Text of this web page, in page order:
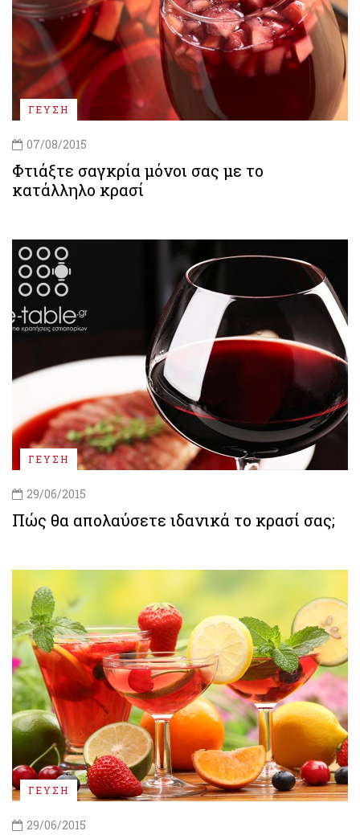
ΓΕΥΣΗ
07/08/2015
Φτιάξτε σαγκρία μόνοι σας με το
κατάλληλο κρασί
ΓΕΥΣΗ
29/06/2015
Πώς θα απολαύσετε ιδανικά το κρασί σας;
ΓΕΥΣΗ
29/06/2015